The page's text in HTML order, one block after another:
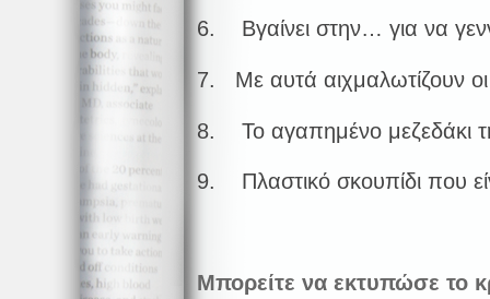
6. Βγαίνει στην… για να
7. Με αυτά αιχμαλωτίζουν
8. Το αγαπημένο μεζεδάκι
9. Πλαστικό σκουπίδι που
Μπορείτε να εκτυπώσε το